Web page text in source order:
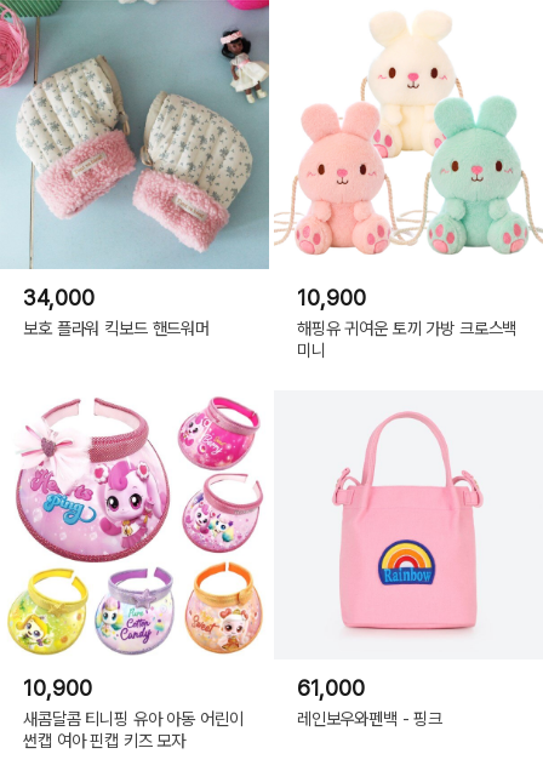
34,000
보호 플라워 킥보드 핸드워머
10,900
해핑유 귀여운 토끼 가방 크로스백
미니
10,900
새콤달콤 티니핑 유아 아동 어린이
썬캡 여아 핀캡 키즈 모자
61,000
레인보우와펜백 - 핑크